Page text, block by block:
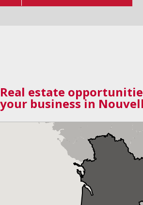
Real estate
your business in